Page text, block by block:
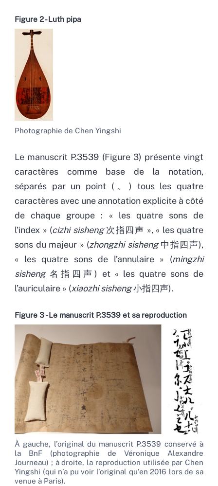
Figure 2 - Luth pipa
Photographie de Chen Yingshi
Le manuscrit P.3539 (Figure 3) présente vingt
caractères comme base de la notation,
séparés par un point (。) tous les quatre
caractères avec une annotation explicite à côté
de chaque groupe : « les quatre sons de
l’index » (cizhi sisheng次指四声 », « les quatre
sons du majeur » (zhongzhi sisheng中指四声),
« les quatre sons de l’annulaire » (mingzhi
sisheng名指四声) et « les quatre sons de
l’auriculaire » (xiaozhi sisheng小指四声).
Figure 3 - Le manuscrit P.3539 et sa reproduction
À gauche, l’original du manuscrit P.3539 conservé à
la BnF (photographie de Véronique Alexandre
Journeau) ; à droite, la reproduction utilisée par Chen
Yingshi (qui n’a pu voir l’original qu’en 2016 lors de sa
venue à Paris).